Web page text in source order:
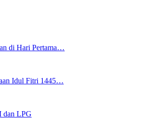
di Hari Pertama…
Idul Fitri 1445…
dan LPG